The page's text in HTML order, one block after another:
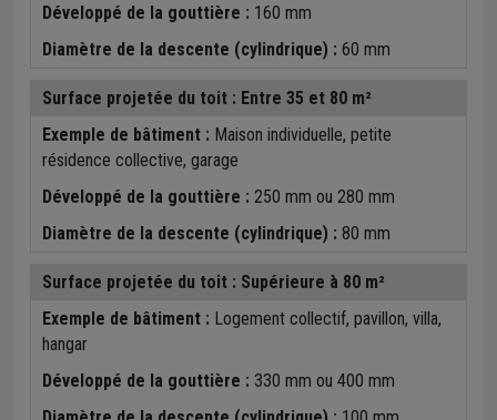
Développé de la gouttière : 160 mm
Diamètre de la descente (cylindrique) : 60 mm
Surface projetée du toit : Entre 35 et 80 m²
Exemple de bâtiment : Maison individuelle, petite
résidence collective, garage
Développé de la gouttière : 250 mm ou 280 mm
Diamètre de la descente (cylindrique) : 80 mm
Surface projetée du toit : Supérieure à 80 m²
Exemple de bâtiment : Logement collectif, pavillon, villa,
hangar
Développé de la gouttière : 330 mm ou 400 mm